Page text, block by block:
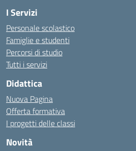
I Servizi
Personale scolastico
Famiglie e studenti
Percorsi di studio
Tutti i servizi
Didattica
Nuova Pagina
Offerta formativa
I progetti delle classi
Novità